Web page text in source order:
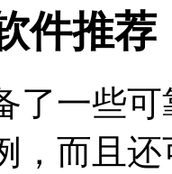
件推荐
了一些
，而且